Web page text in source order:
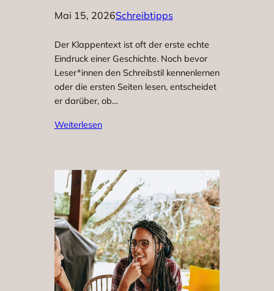
Mai 15, 2026Schreibtipps
Der Klappentext ist oft der erste echte
Eindruck einer Geschichte. Noch bevor
Leser*innen den Schreibstil kennenlernen
oder die ersten Seiten lesen, entscheidet
er darüber, ob…
Weiterlesen